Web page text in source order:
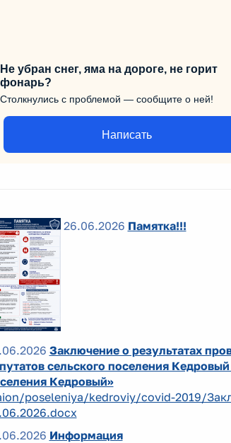
Не убран снег, яма на дороге, не горит
фонарь?
Столкнулись с проблемой — сообщите о ней!
Написать
26.06.2026 Памятка!!!
Заключение о результатах
сельского поселения
Кедровый»
poseleniya/kedroviy/covid-2019/
Информация